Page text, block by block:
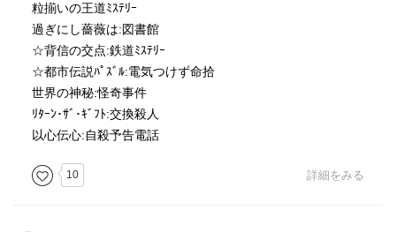
粒揃いの王道ﾐｽﾃﾘｰ
過ぎにし薔薇は:図書館
☆背信の交点:鉄道ﾐｽﾃﾘｰ
☆都市伝説ﾊﾟｽﾞﾙ:電気つけず命拾
世界の神秘:怪奇事件
ﾘﾀｰﾝ･ｻﾞ･ｷﾞﾌﾄ:交換殺人
以心伝心:自殺予告電話
10 詳細をみる